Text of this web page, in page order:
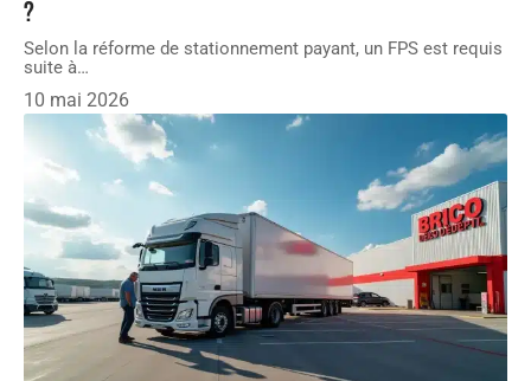
?
Selon la réforme de stationnement payant, un FPS est requis
suite à…
10 mai 2026